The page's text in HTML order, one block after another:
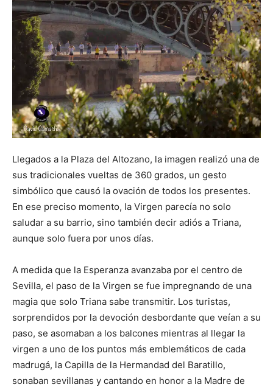
Llegados a la Plaza del Altozano, la imagen realizó una de
sus tradicionales vueltas de 360 grados, un gesto
simbólico que causó la ovación de todos los presentes.
En ese preciso momento, la Virgen parecía no solo
saludar a su barrio, sino también decir adiós a Triana,
aunque solo fuera por unos días.
A medida que la Esperanza avanzaba por el centro de
Sevilla, el paso de la Virgen se fue impregnando de una
magia que solo Triana sabe transmitir. Los turistas,
sorprendidos por la devoción desbordante que veían a su
paso, se asomaban a los balcones mientras al llegar la
virgen a uno de los puntos más emblemáticos de cada
madrugá, la Capilla de la Hermandad del Baratillo,
sonaban sevillanas y cantando en honor a la Madre de